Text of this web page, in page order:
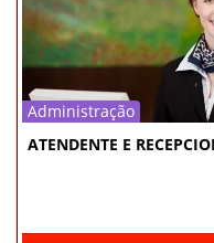
Administração
ATENDENTE E